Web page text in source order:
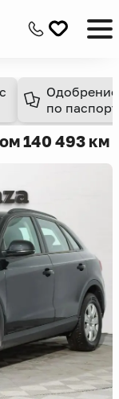
Одобрение
по
140 493 км